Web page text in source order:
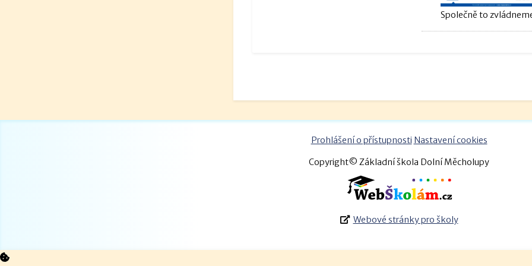
Společně to
Prohlášení o přístupnosti Nastavení cookies
Copyright© Základní škola Dolní Měcholupy
Webové stránky pro školy